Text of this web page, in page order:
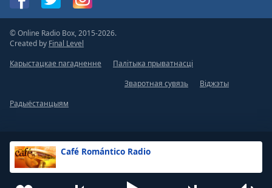
Café Romántico Radio
© Online Radio Box, 2015-2026.
Created by Final Level
Карыстацкае пагадненне
Палітыка прыватнасці
Зваротная сувязь
Віджэты
Радыёстанцыям